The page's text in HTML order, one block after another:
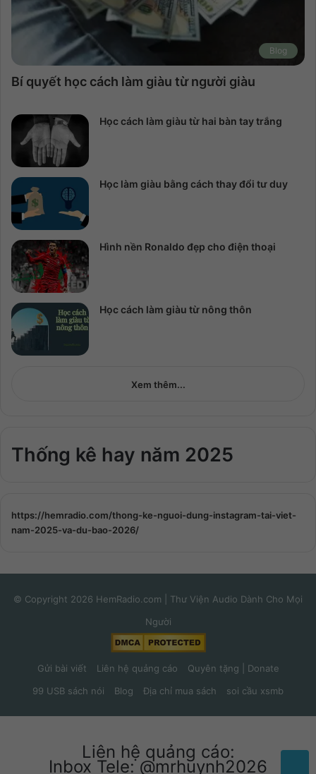
Blog
Bí quyết học cách làm giàu từ người giàu
Học cách làm giàu từ hai bàn tay trắng
Học làm giàu bằng cách thay đổi tư duy
Hình nền Ronaldo đẹp cho điện thoại
Học cách làm giàu từ nông thôn
Xem thêm...
Thống kê hay năm 2025
https://hemradio.com/thong-ke-nguoi-dung-instagram-tai-viet-
nam-2025-va-du-bao-2026/
© Copyright 2026 HemRadio.com | Thư Viện Audio Dành Cho Mọi
Người
Gửi bài viết Liên hệ quảng cáo
Quyên tặng | Donate
99 USB sách nói
Blog Địa chỉ mua sách soi cầu xsmb
Liên hệ quảng cáo:
Inbox Tele: @mrhuynh2026